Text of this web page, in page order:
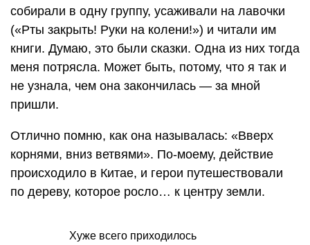
собирали в одну группу, усаживали на лавочки
(«Рты закрыть! Руки на колени!») и читали им
книги. Думаю, это были сказки. Одна из них тогда
меня потрясла. Может быть, потому, что я так и
не узнала, чем она закончилась — за мной
пришли.
Отлично помню, как она называлась: «Вверх
корнями, вниз ветвями». По-моему, действие
происходило в Китае, и герои путешествовали
по дереву, которое росло… к центру земли.
Хуже всего приходилось